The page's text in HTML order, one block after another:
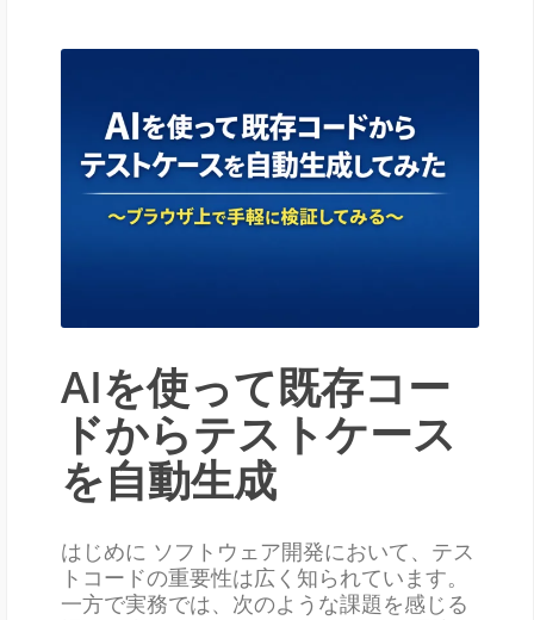
AIを使って既存コー
ドからテストケース
を自動生成
はじめに ソフトウェア開発において、テス
トコードの重要性は広く知られています。
一方で実務では、次のような課題を感じる